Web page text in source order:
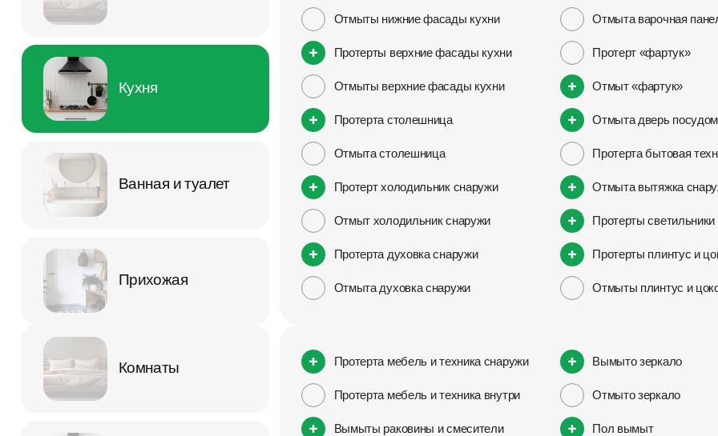
Отмыты нижние фасады кухни
Протерты верхние фасады кухни
Отмыты верхние фасады кухни
Протерта столешница
Отмыта столешница
Протерт холодильник снаружи
Отмыт холодильник снаружи
Протерта духовка снаружи
Отмыта духовка снаружи
Отмыта варочная
Протерт «фартук»
Отмыт «фартук»
Отмыта дверь
Протерта бытовая
Отмыта вытяжка
Протерты светильники
Протерты плинтус и
Отмыты плинтус и
Кухня
Ванная и туалет
Прихожая
Комнаты Протерта мебель и техника снаружи
Протерта мебель и техника внутри
Вымыты раковины и смесители
Вымыто зеркало
Отмыто зеркало
Пол вымыт